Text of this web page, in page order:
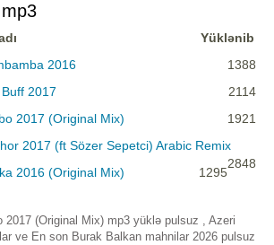
Yüklənib
2016
1388
2017
2114
2017 (Original Mix)
1921
2017 (ft Sözer Sepetci) Arabic Remix
2848
2016 (Original Mix) 1295
2017 (Original Mix) mp3 yüklə pulsuz , Azeri
ve En son Burak Balkan mahnilar 2026 pulsuz